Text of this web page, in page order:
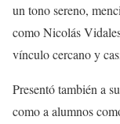
un tono sereno,
como Nicolás
vínculo cercano y
Presentó también a
como a alumnos